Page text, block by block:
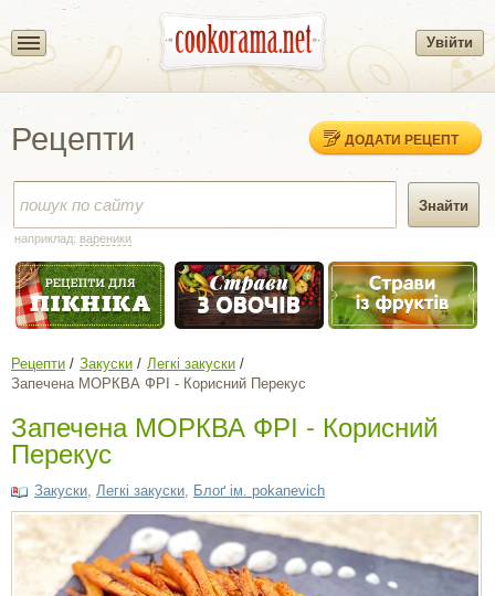
Увійти
Рецепти ДОДАТИ РЕЦЕПТ
наприклад: вареники
Рецепти Закуски
Легкі закуски
Запечена МОРКВА ФРІ - Корисний Перекус
Запечена МОРКВА ФРІ - Корисний
Перекус
Закуски Легкі закуски Блоґ ім. pokanevich